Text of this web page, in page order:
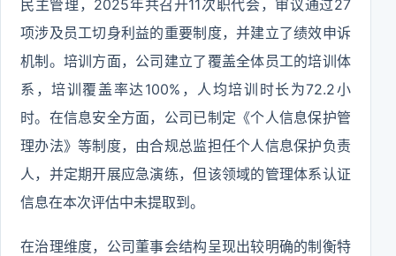
民主管理，2025年共召开11次职代会，审议通过27
项涉及员工切身利益的重要制度，并建立了绩效申诉
机制。培训方面，公司建立了覆盖全体员工的培训体
系，培训覆盖率达100%，人均培训时长为72.2小
时。在信息安全方面，公司已制定《个人信息保护管
理办法》等制度，由合规总监担任个人信息保护负责
人，并定期开展应急演练，但该领域的管理体系认证
信息在本次评估中未提取到。
在治理维度，公司董事会结构呈现出较明确的制衡特